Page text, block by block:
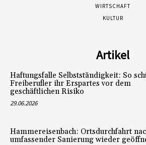
WIRTSCHAFT
KULTUR
Artikel
Haftungsfalle Selbstständigkeit: So
Freiberufler ihr Erspartes vor dem
geschäftlichen Risiko
29.06.2026
Hammereisenbach: Ortsdurchfahrt
umfassender Sanierung wieder